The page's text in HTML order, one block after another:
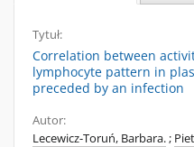
Tytuł:
Correlation between
lymphocyte pattern in
preceded by an infection
Autor:
Lecewicz-Toruń, Barbara.;